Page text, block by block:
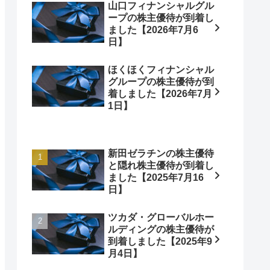
山口フィナンシャルグル
ープの株主優待が到着し
ました【2026年7月6
日】
ほくほくフィナンシャル
グループの株主優待が到
着しました【2026年7月
1日】
新田ゼラチンの株主優待
と隠れ株主優待が到着し
ました【2025年7月16
日】
ツカダ・グローバルホー
ルディングの株主優待が
到着しました【2025年9
月4日】